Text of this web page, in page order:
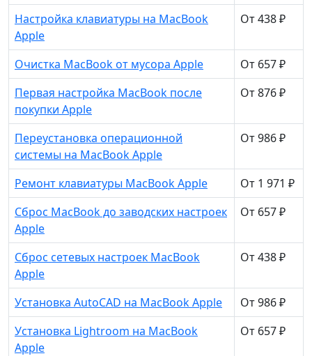
Настройка клавиатуры на MacBook
Apple
От 438 ₽
Очистка MacBook от мусора Apple
От 657 ₽
Первая настройка MacBook после
покупки Apple
От 876 ₽
Переустановка операционной
системы на MacBook Apple
От 986 ₽
Ремонт клавиатуры MacBook Apple
От 1 971 ₽
Сброс MacBook до заводских настроек
Apple
От 657 ₽
Сброс сетевых настроек MacBook
Apple
От 438 ₽
Установка AutoCAD на MacBook Apple
От 986 ₽
Установка Lightroom на MacBook
Apple
От 657 ₽